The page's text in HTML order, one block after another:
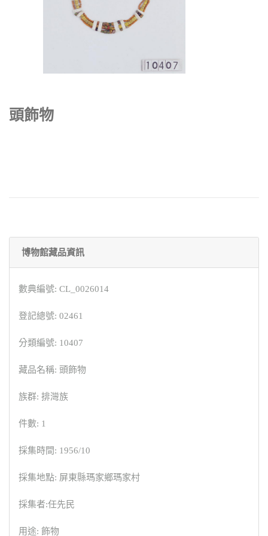
頭飾物
博物館藏品資訊
數典編號: CL_0026014
登記總號: 02461
分類編號: 10407
藏品名稱: 頭飾物
族群: 排灣族
件數: 1
採集時間: 1956/10
採集地點: 屏東縣瑪家鄉瑪家村
採集者:任先民
用途: 飾物